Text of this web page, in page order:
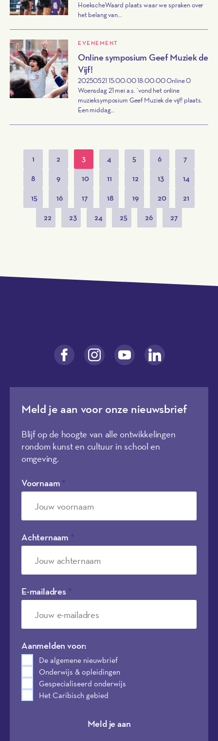
HoekscheWaard plaats waar we spraken over
het belang van...
EVENEMENT
Online symposium Geef Muziek de
Vijf!
20250521 15:00:00 18:00:00 Online 0
Woensdag 21 mei a.s. ‘vond het online
muzieksymposium Geef Muziek de vijf! plaats.
Een middag...
1 2 3 4 5 6
7
8
9 10 11 12 13
14
15
16 17 18 19 20
21
22
23 24 25 26 27
Meld je aan voor onze nieuwsbrief
Blijf op de hoogte van alle ontwikkelingen
rondom kunst en cultuur in school en
omgeving.
Voornaam
Achternaam
E-mailadres
Aanmelden voor:
De algemene nieuwbrief
Onderwijs & opleidingen
Gespecialiseerd onderwijs
Het Caribisch gebied
Meld je aan